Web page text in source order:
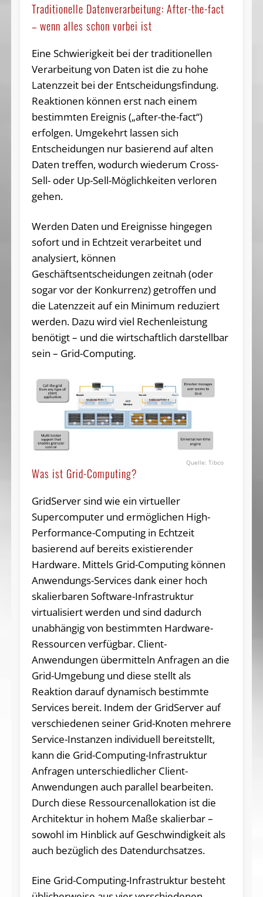
Traditionelle Datenverarbeitung: After-the-fact
– wenn alles schon vorbei ist
Eine Schwierigkeit bei der traditionellen
Verarbeitung von Daten ist die zu hohe
Latenzzeit bei der Entscheidungsfindung.
Reaktionen können erst nach einem
bestimmten Ereignis („after-the-fact“)
erfolgen. Umgekehrt lassen sich
Entscheidungen nur basierend auf alten
Daten treffen, wodurch wiederum Cross-
Sell- oder Up-Sell-Möglichkeiten verloren
gehen.
Werden Daten und Ereignisse hingegen
sofort und in Echtzeit verarbeitet und
analysiert, können
Geschäftsentscheidungen zeitnah (oder
sogar vor der Konkurrenz) getroffen und
die Latenzzeit auf ein Minimum reduziert
werden. Dazu wird viel Rechenleistung
benötigt – und die wirtschaftlich darstellbar
sein – Grid-Computing.
Tibco
Was ist Grid-Computing?
GridServer sind wie ein virtueller
Supercomputer und ermöglichen High-
Performance-Computing in Echtzeit
basierend auf bereits existierender
Hardware. Mittels Grid-Computing können
Anwendungs-Services dank einer hoch
skalierbaren Software-Infrastruktur
virtualisiert werden und sind dadurch
unabhängig von bestimmten Hardware-
Ressourcen verfügbar. Client-
Anwendungen übermitteln Anfragen an die
Grid-Umgebung und diese stellt als
Reaktion darauf dynamisch bestimmte
Services bereit. Indem der GridServer auf
verschiedenen seiner Grid-Knoten mehrere
Service-Instanzen individuell bereitstellt,
kann die Grid-Computing-Infrastruktur
Anfragen unterschiedlicher Client-
Anwendungen auch parallel bearbeiten.
Durch diese Ressourcenallokation ist die
Architektur in hohem Maße skalierbar –
sowohl im Hinblick auf Geschwindigkeit als
auch bezüglich des Datendurchsatzes.
Eine Grid-Computing-Infrastruktur besteht